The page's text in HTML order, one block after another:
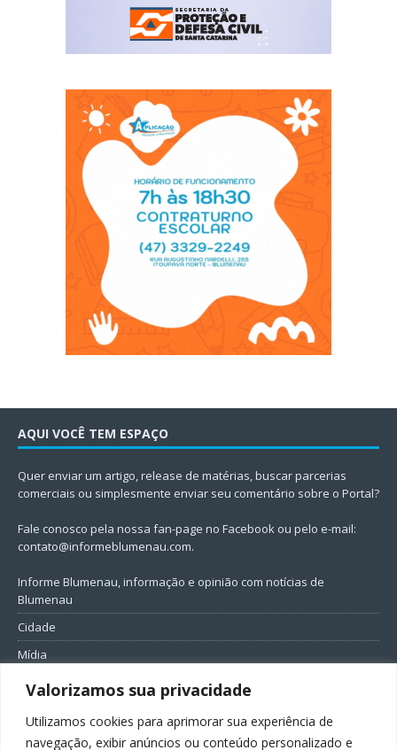
Valorizamos sua privacidade
Utilizamos cookies para aprimorar sua experiência de
navegação, exibir anúncios ou conteúdo personalizado e
AQUI VOCÊ TEM ESPAÇO
Quer enviar um artigo, release de matérias, buscar parcerias
comerciais ou simplesmente enviar seu comentário sobre o Portal?
Fale conosco pela nossa fan-page no Facebook ou pelo e-mail:
contato@informeblumenau.com.
Informe Blumenau, informação e opinião com notícias de
Blumenau
Cidade
Mídia
Entretenimento
Política